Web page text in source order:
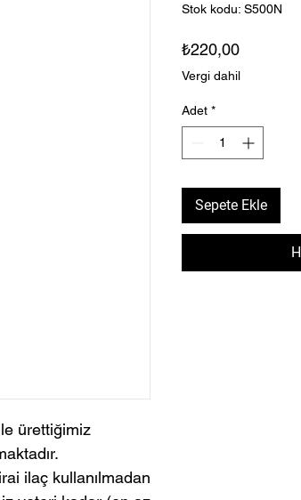
ürettiğimiz
ilaç kullanılmadan
Stok kodu: S500N
₺220,00Fiyat
Vergi dahil
Adet *
Sepete Ekle